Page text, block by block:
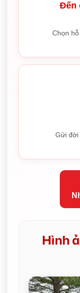
Đến
Chọn
Gửi đời
Hình